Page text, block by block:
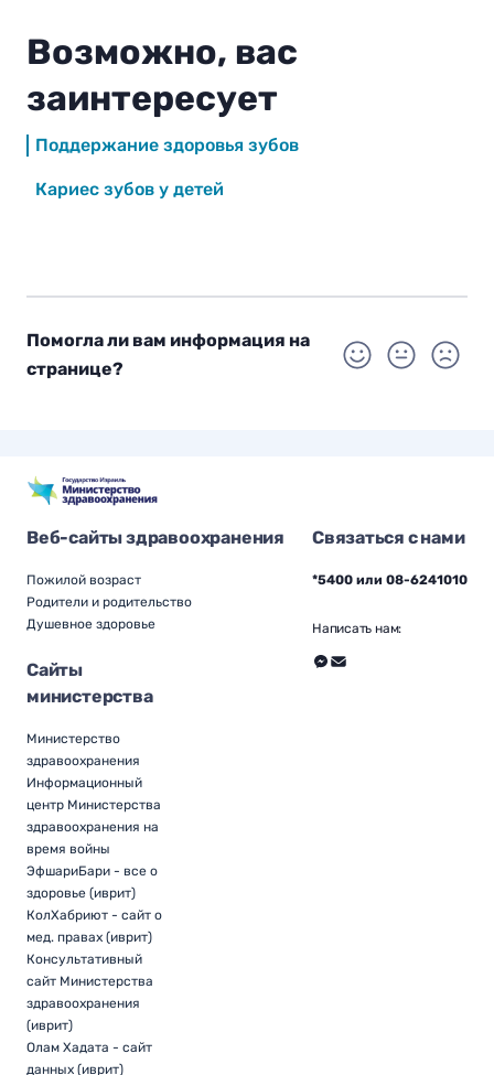
Возможно, вас
заинтересует
Поддержание здоровья зубов
Кариес зубов у детей
Помогла ли вам информация на
странице?
Веб-сайты здравоохранения
Пожилой возраст
Родители и родительство
Душевное здоровье
Сайты
министерства
Министерство
здравоохранения
Информационный
центр Министерства
здравоохранения на
время войны
ЭфшариБари - все о
здоровье (иврит)
КолХабриют - сайт о
мед. правах (иврит)
Консультативный
сайт Министерства
здравоохранения
(иврит)
Олам Хадата - сайт
данных (иврит)
Связаться с нами
*5400 или 08-6241010
Написать нам: